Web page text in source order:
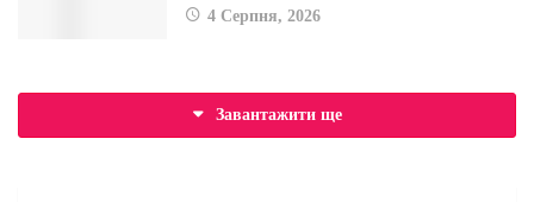
4 Серпня, 2026
Завантажити ще